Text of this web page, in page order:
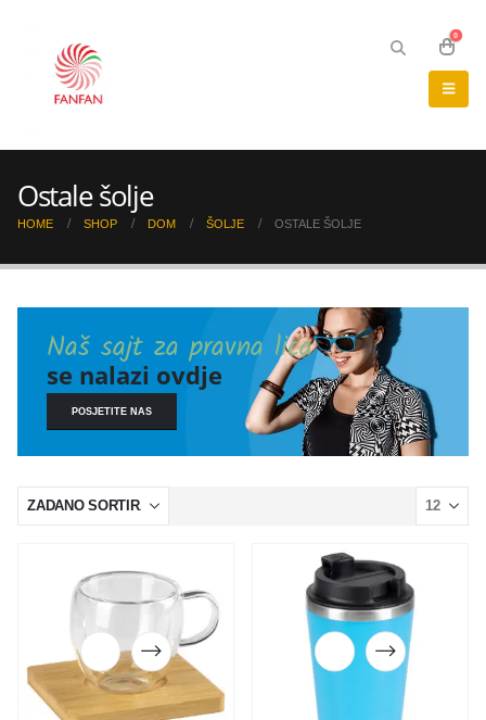
0
Ostale šolje
HOME SHOP DOM ŠOLJE OSTALE ŠOLJE
Naš sajt za pravna lica
se nalazi ovdje
POSJETITE NAS